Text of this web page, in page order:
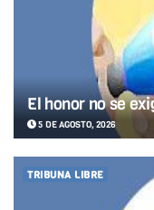
El honor no se
5 DE AGOSTO, 2026
TRIBUNA LIBRE